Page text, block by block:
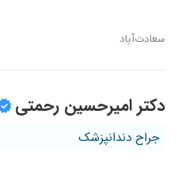
سعادت‌آباد
دکتر امیرحسین رحمتی
جراح دندانپزشک